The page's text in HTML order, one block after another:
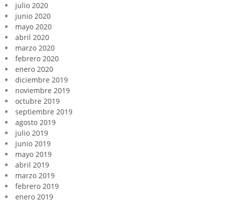
julio 2020
junio 2020
mayo 2020
abril 2020
marzo 2020
febrero 2020
enero 2020
diciembre 2019
noviembre 2019
octubre 2019
septiembre 2019
agosto 2019
julio 2019
junio 2019
mayo 2019
abril 2019
marzo 2019
febrero 2019
enero 2019